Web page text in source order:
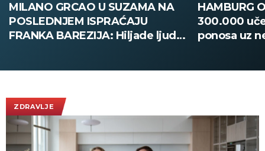
MILANO GRCAO U SUZAMA NA
POSLEDNJEM ISPRAĆAJU
FRANKA BAREZIJA: Hiljade ljudi
HAMBURG
300.000
ponosa uz
ZDRAVLJE